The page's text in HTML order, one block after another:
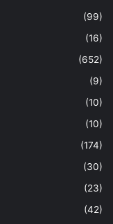
(99)
(16)
(652)
(9)
(10)
(10)
(174)
(30)
(23)
(42)